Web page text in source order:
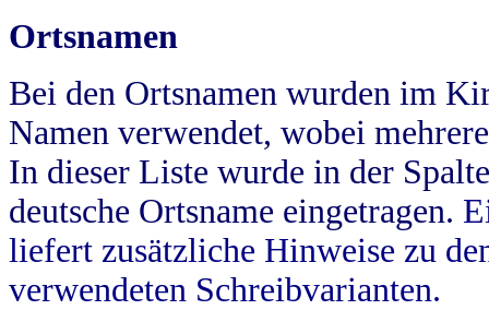
Ortsnamen
Bei den Ortsnamen wurden im
Namen verwendet, wobei
In dieser Liste wurde in der
deutsche Ortsname eingetragen.
liefert zusätzliche Hinweise zu
verwendeten Schreibvarianten.